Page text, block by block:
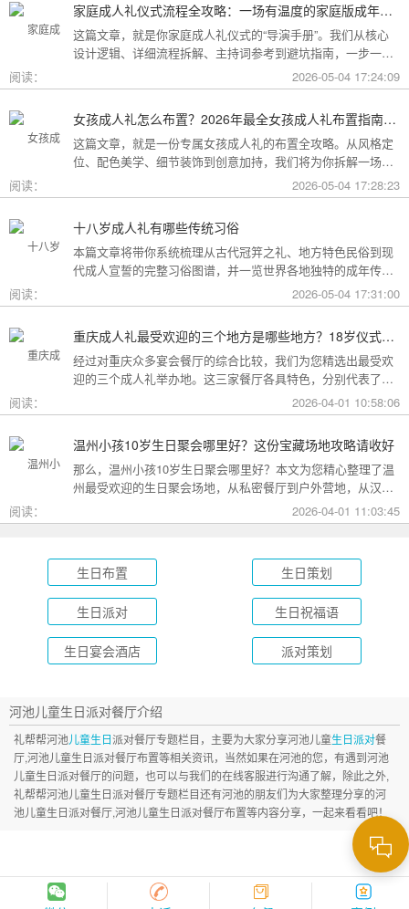
家庭成人礼仪式流程全攻略：一场有温度的家庭版成年加冕仪式
这篇文章，就是你家庭成人礼仪式的“导演手册”。我们从核心
设计逻辑、详细流程拆解、主持词参考到避坑指南，一步一步
帮你在家里，为18岁的孩子完成一场笑泪交织、铭记终生的成
年加冕。
阅读： 2026-05-04 17:24:09
女孩成人礼怎么布置？2026年最全女孩成人礼布置指南：从梦幻公主风到酷飒个性范，打造专属她的成年盛典
这篇文章，就是一份专属女孩成人礼的布置全攻略。从风格定
位、配色美学、细节装饰到创意加持，我们将为你拆解一场值
得她铭记一生的成人礼，究竟该如何打造。
阅读： 2026-05-04 17:28:23
十八岁成人礼有哪些传统习俗
本篇文章将带你系统梳理从古代冠笄之礼、地方特色民俗到现
代成人宣誓的完整习俗图谱，并一览世界各地独特的成年传
阅读： 2026-05-04 17:31:00
重庆成人礼最受欢迎的三个地方是哪些地方？18岁仪式感首选这三家
经过对重庆众多宴会餐厅的综合比较，我们为您精选出最受欢
迎的三个成人礼举办地。这三家餐厅各具特色，分别代表了文
化格调、传统品质与新奇体验三个不同方向，能够满足不同家
庭的需求。
阅读： 2026-04-01 10:58:06
温州小孩10岁生日聚会哪里好？这份宝藏场地攻略请收好
那么，温州小孩10岁生日聚会哪里好？本文为您精心整理了温
州最受欢迎的生日聚会场地，从私密餐厅到户外营地，从汉服
成长礼到绿茵场派对，总有一款适合您的孩子！
阅读： 2026-04-01 11:03:45
生日布置 生日策划
生日派对 生日祝福语
生日宴会酒店 派对策划
河池儿童生日派对餐厅介绍
礼帮帮河池儿童生日派对餐厅专题栏目，主要为大家分享河池儿童生日派对餐
厅,河池儿童生日派对餐厅布置等相关资讯，当然如果在河池的您，有遇到河池
儿童生日派对餐厅的问题，也可以与我们的在线客服进行沟通了解，除此之外,
礼帮帮河池儿童生日派对餐厅专题栏目还有河池的朋友们为大家整理分享的河
池儿童生日派对餐厅,河池儿童生日派对餐厅布置等内容分享，一起来看看吧！